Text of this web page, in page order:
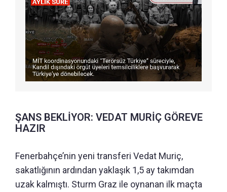
ŞANS BEKLİYOR: VEDAT MURİÇ GÖREVE
HAZIR
Fenerbahçe’nin yeni transferi Vedat Muriç,
sakatlığının ardından yaklaşık 1,5 ay takımdan
uzak kalmıştı. Sturm Graz ile oynanan ilk maçta